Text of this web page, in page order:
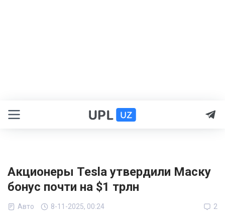
Акционеры Tesla утвердили Маску
бонус почти на $1 трлн
Авто 8-11-2025, 00:24 2